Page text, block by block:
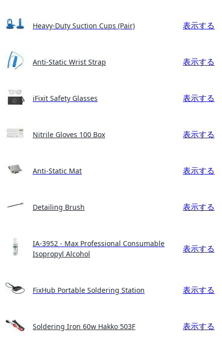
Heavy-Duty Suction Cups (Pair) 表示する
Anti-Static Wrist Strap 表示する
iFixit Safety Glasses 表示する
Nitrile Gloves 100 Box 表示する
Anti-Static Mat 表示する
Detailing Brush 表示する
IA-3952 - Max Professional Consumable
Isopropyl Alcohol
表示する
FixHub Portable Soldering Station 表示する
Soldering Iron 60w Hakko 503F 表示する